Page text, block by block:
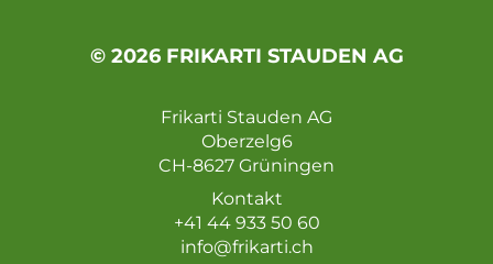
© 2026 FRIKARTI STAUDEN AG
Frikarti Stauden AG
Oberzelg6
CH-8627 Grüningen
Kontakt
+41 44 933 50 60
info@frikarti.ch